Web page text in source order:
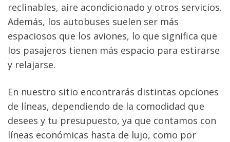
reclinables, aire acondicionado y otros servicios.
Además, los autobuses suelen ser más
espaciosos que los aviones, lo que significa que
los pasajeros tienen más espacio para estirarse
y relajarse.
En nuestro sitio encontrarás distintas opciones
de líneas, dependiendo de la comodidad que
desees y tu presupuesto, ya que contamos con
líneas económicas hasta de lujo, como por